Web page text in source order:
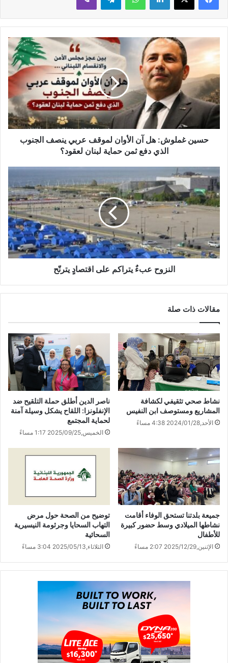
حسين غملوش: هل آن الأوان لموقف عربي ينصف الجنوب
الذي دفع ثمن حماية لبنان لعقود؟
النزوح عبءٌ يتراكم على اقتصادٍ يترنّح
مقالات ذات صلة
نشاط صحي تثقيفي لكشافة
المشاريع ومستوصف ابن النفيس
الأحد,2024/01/28 4:38 مساءً
ناصر الدين أطلق حملة التلقيح ضد
الإنفلونزا: اللقاح يشكل وسيلة آمنة
لحماية المجتمع
الخميس,2025/09/25 1:17 مساءً
جميعة بلدتنا تستحق الوفاء أقامت
نشاطها الميلادي وسط حضور كبيرة
للأطفال
الإثنين,2025/12/29 2:07 مساءً
توضيح من الصحة حول مرض
التهاب السحايا وجرثومة النيسيرية
السحائية
الثلاثاء,2025/05/13 3:04 مساءً